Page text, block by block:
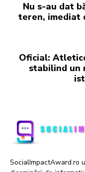
Nu s-au dat
teren, imediat
Oficial:
stabilind un
SocialImpactAward.ro